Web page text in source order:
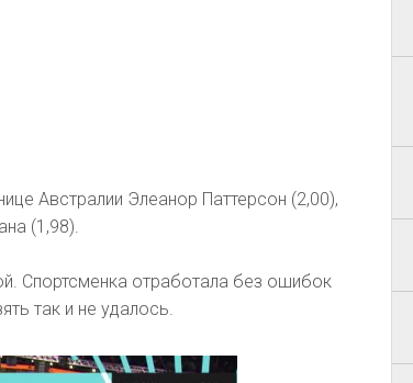
Австралии Элеанор Паттерсон (2,00),
(1,98).
Спортсменка отработала без ошибок
так и не удалось.